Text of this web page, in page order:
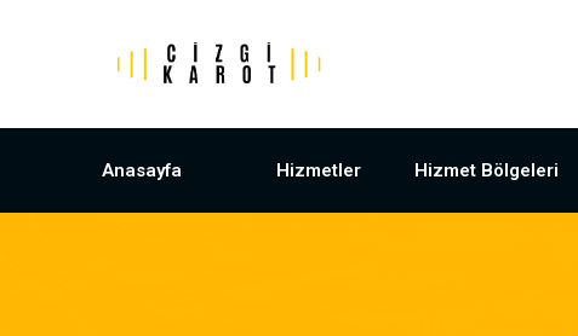
Anasayfa Hizmetler Hizmet Bölgeleri